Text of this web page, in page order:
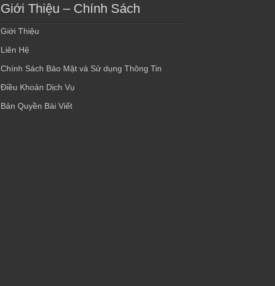
Giới Thiệu – Chính Sách
Giới Thiệu
Liên Hệ
Chính Sách Bảo Mật và Sử dụng Thông Tin
Điều Khoản Dịch Vụ
Bản Quyền Bài Viết